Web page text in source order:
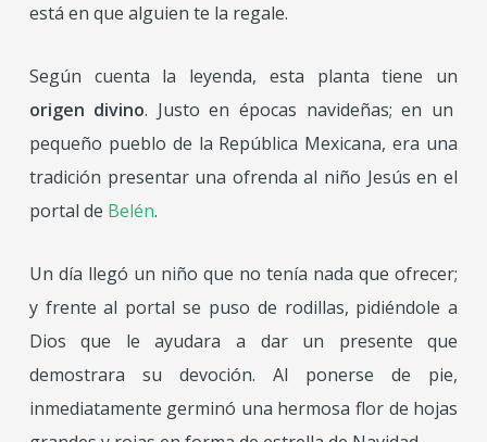
está en que alguien te la regale.
Según cuenta la leyenda, esta planta tiene un
origen divino. Justo en épocas navideñas; en un
pequeño pueblo de la República Mexicana, era una
tradición presentar una ofrenda al niño Jesús en el
portal de Belén.
Un día llegó un niño que no tenía nada que ofrecer;
y frente al portal se puso de rodillas, pidiéndole a
Dios que le ayudara a dar un presente que
demostrara su devoción. Al ponerse de pie,
inmediatamente germinó una hermosa flor de hojas